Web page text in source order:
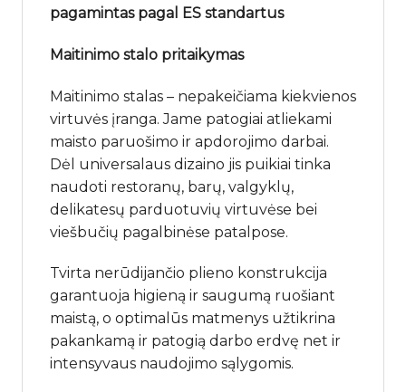
pagamintas pagal ES standartus
Maitinimo stalo pritaikymas
Maitinimo stalas – nepakeičiama kiekvienos
virtuvės įranga. Jame patogiai atliekami
maisto paruošimo ir apdorojimo darbai.
Dėl universalaus dizaino jis puikiai tinka
naudoti restoranų, barų, valgyklų,
delikatesų parduotuvių virtuvėse bei
viešbučių pagalbinėse patalpose.
Tvirta nerūdijančio plieno konstrukcija
garantuoja higieną ir saugumą ruošiant
maistą, o optimalūs matmenys užtikrina
pakankamą ir patogią darbo erdvę net ir
intensyvaus naudojimo sąlygomis.